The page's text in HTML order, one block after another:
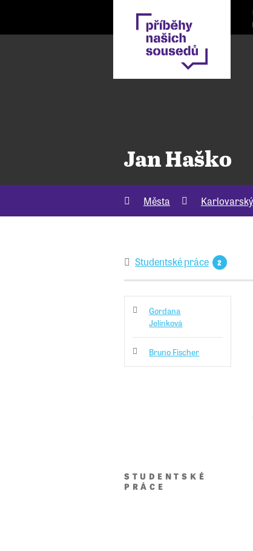
Jan Haško
Města
Studentské práce 2
Gordana
Jelínková
Bruno Fischer
STUDENTSKÉ
PRÁCE